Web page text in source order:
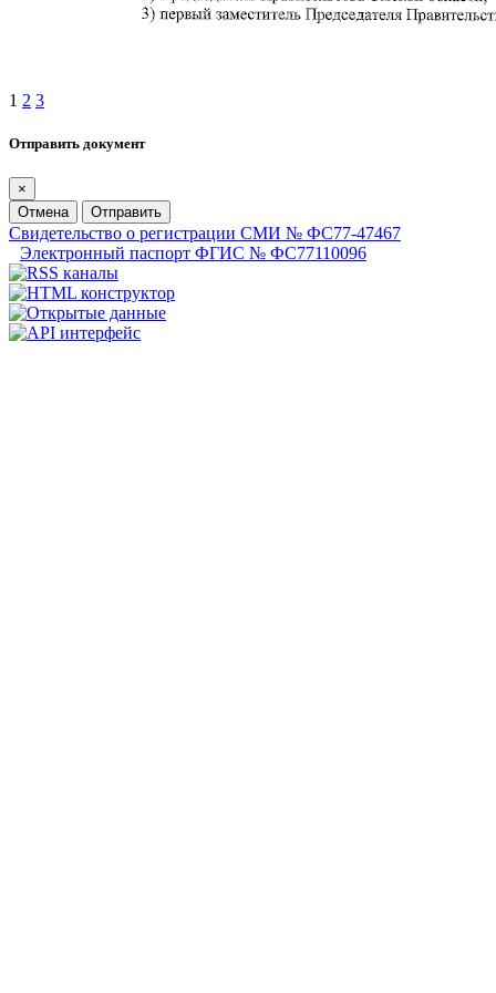
1 2 3
Отправить документ
×
Отмена
Отправить
Свидетельство о регистрации СМИ № ФС77-47467
Электронный паспорт ФГИС № ФС77110096